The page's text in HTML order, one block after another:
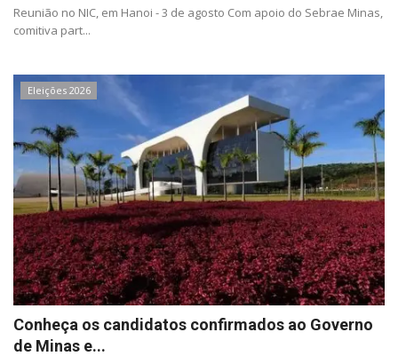
Reunião no NIC, em Hanoi - 3 de agosto Com apoio do Sebrae Minas,
comitiva part...
Eleições 2026
Conheça os candidatos confirmados ao Governo
de Minas e...